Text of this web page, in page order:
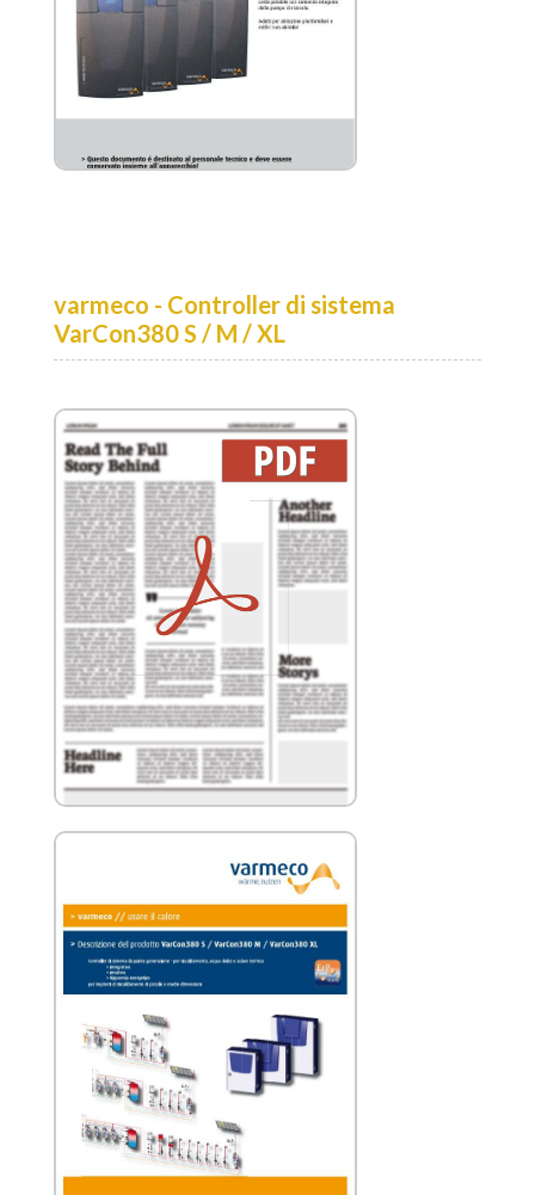
varmeco - Controller di sistema
VarCon380 S / M / XL